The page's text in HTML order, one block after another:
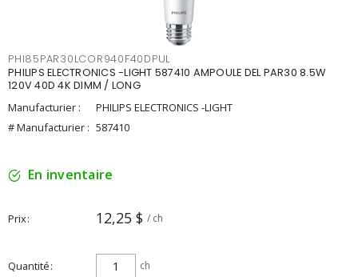
PHI85PAR30LCOR940F40DPUL
PHILIPS ELECTRONICS -LIGHT 587410 AMPOULE DEL PAR30 8.5W
120V 40D 4K DIMM / LONG
Manufacturier :
PHILIPS ELECTRONICS -LIGHT
# Manufacturier : 587410
En inventaire
Prix 12,25 $ / ch
Quantité ch